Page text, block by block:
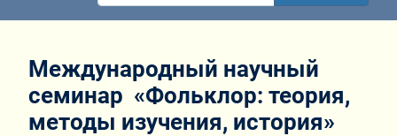
Международный научный
семинар «Фольклор: теория,
методы изучения, история»